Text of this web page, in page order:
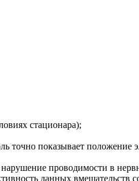
стационара);
точно показывает положение
нарушение проводимости в
данных вмешательств